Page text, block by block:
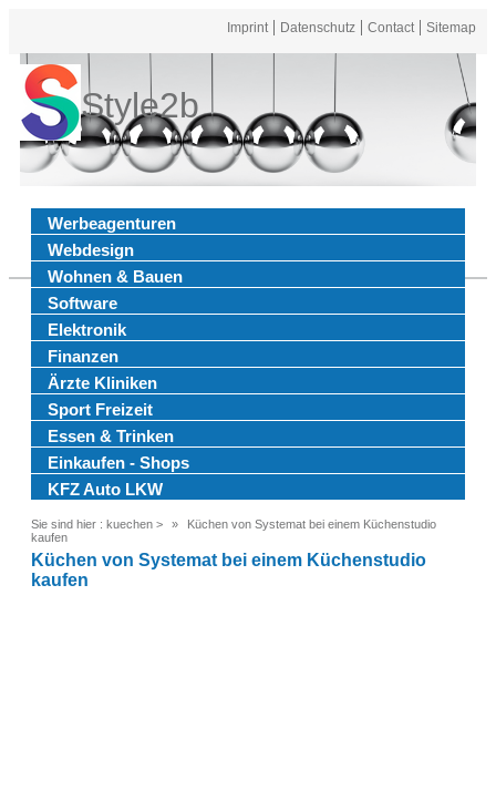
Imprint Datenschutz Contact Sitemap
Style2b
Werbeagenturen
Webdesign
Wohnen & Bauen
Software
Elektronik
Finanzen
Ärzte Kliniken
Sport Freizeit
Essen & Trinken
Einkaufen - Shops
KFZ Auto LKW
Sie sind hier : kuechen >
Küchen von Systemat bei einem Küchenstudio
kaufen
Küchen von Systemat bei einem Küchenstudio
kaufen